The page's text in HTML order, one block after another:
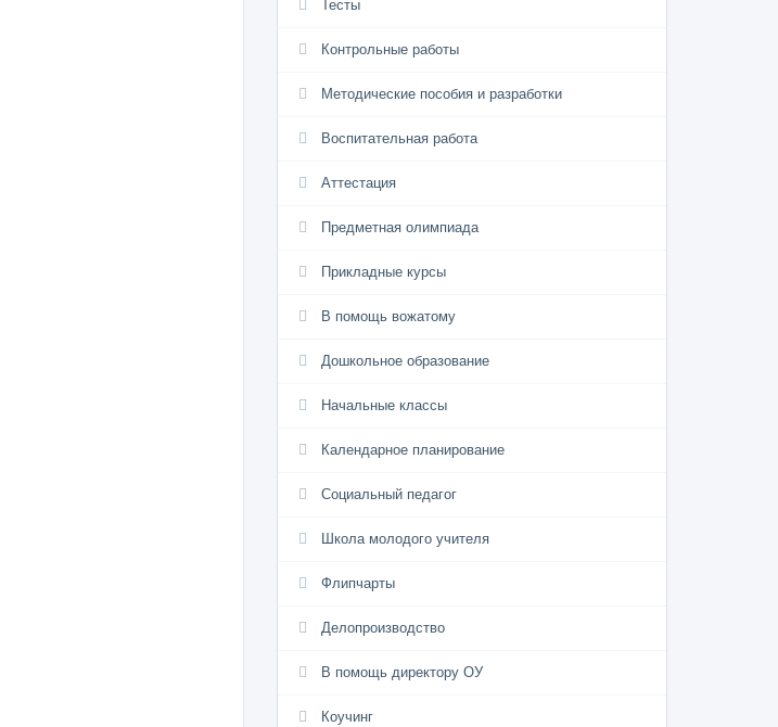
Тесты
Контрольные работы
Методические пособия и разработки
Воспитательная работа
Аттестация
Предметная олимпиада
Прикладные курсы
В помощь вожатому
Дошкольное образование
Начальные классы
Календарное планирование
Социальный педагог
Школа молодого учителя
Флипчарты
Делопроизводство
В помощь директору ОУ
Коучинг